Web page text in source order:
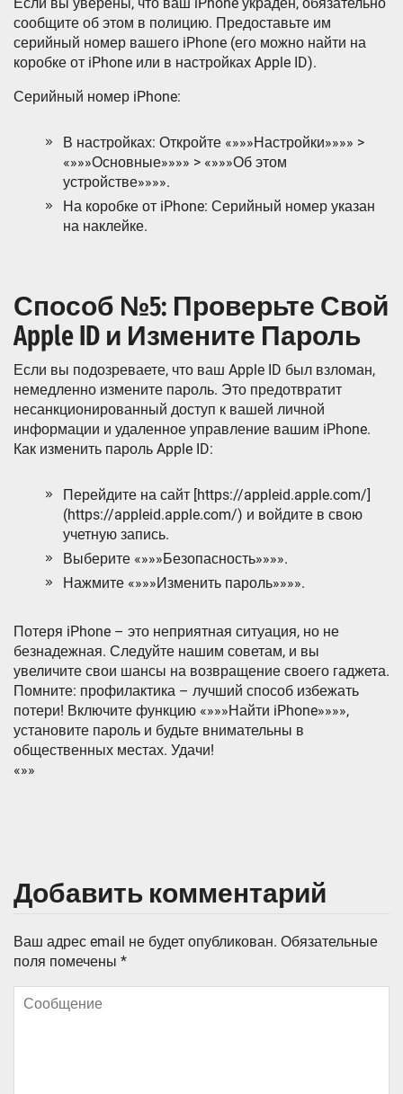
сообщите об этом в полицию. Предоставьте им
серийный номер вашего iPhone (его можно найти на
коробке от iPhone или в настройках Apple ID).
Серийный номер iPhone:
В настройках: Откройте «»»»Настройки»»»» >
«»»»Основные»»»» > «»»»Об этом
устройстве»»»».
На коробке от iPhone: Серийный номер указан
на наклейке.
Способ №5: Проверьте Свой
Apple ID и Измените Пароль
Если вы подозреваете, что ваш Apple ID был взломан,
немедленно измените пароль. Это предотвратит
несанкционированный доступ к вашей личной
информации и удаленное управление вашим iPhone.
Как изменить пароль Apple ID:
Перейдите на сайт [https://appleid.apple.com/]
(https://appleid.apple.com/) и войдите в свою
учетную запись.
Выберите «»»»Безопасность»»»».
Нажмите «»»»Изменить пароль»»»».
Потеря iPhone – это неприятная ситуация, но не
безнадежная. Следуйте нашим советам, и вы
увеличите свои шансы на возвращение своего гаджета.
Помните: профилактика – лучший способ избежать
потери! Включите функцию «»»»Найти iPhone»»»»,
установите пароль и будьте внимательны в
общественных местах. Удачи!
«»»
Добавить комментарий
Ваш адрес email не будет опубликован. Обязательные
поля помечены *